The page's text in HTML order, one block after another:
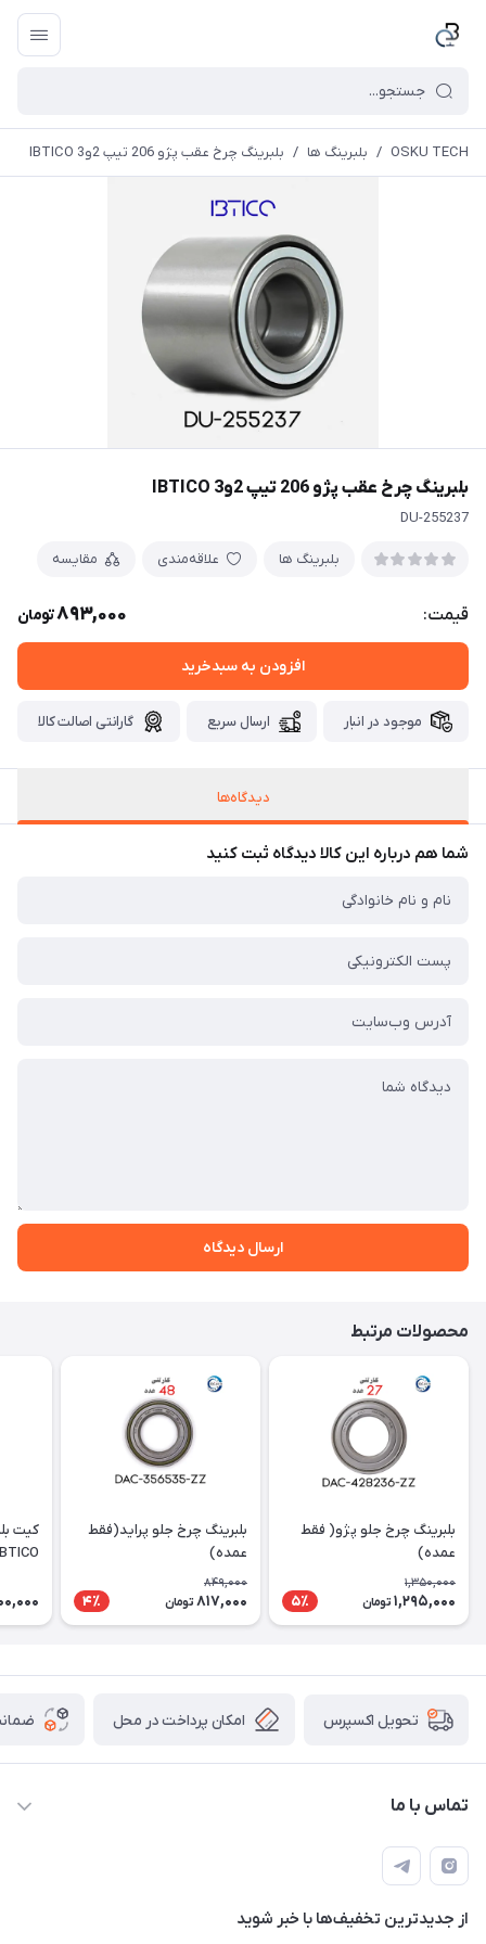
OSKU TECH
/ بلبرینگ ها / بلبرینگ چرخ عقب پژو 206 تیپ 2و3 IBTICO
بلبرینگ چرخ عقب پژو 206 تیپ 2و3 IBTICO
DU-255237
بلبرینگ ها علاقه‌مندی مقایسه
قیمت: 893,000تومان
افزودن به سبدخرید
موجود در انبار ارسال سریع گارانتی اصالت کالا
دیدگاه‌ها
شما هم درباره این کالا دیدگاه ثبت کنید
ارسال دیدگاه
محصولات مرتبط
بلبرینگ چرخ جلو پژو( فقط
عمده)
1,350,000
1,295,000 تومان 5٪
بلبرینگ چرخ جلو پراید(فقط
عمده)
849,000
817,000 تومان 4٪
تحویل اکسپرس امکان پرداخت در محل
تماس با ما
09003626362
تهران خیابان امیرکبیر-بعد خیابان ملت-پلاک 539
از جدید‌ترین تخفیف‌ها با‌ خبر شوید